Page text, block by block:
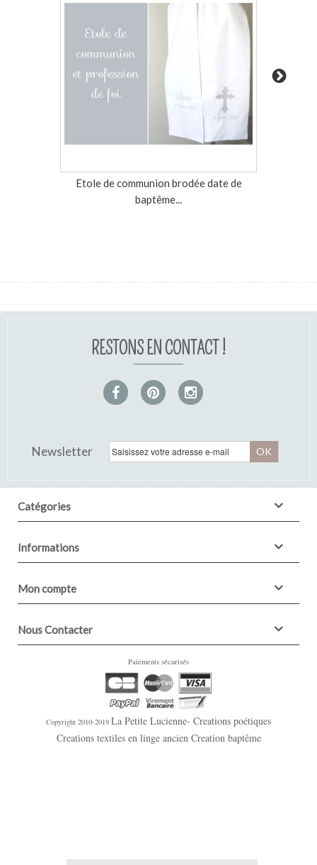
Etole de communion brodée date de
baptême...
gris...
RESTONS EN CONTACT !
Newsletter OK
Catégories
Informations
Mon compte
Nous Contacter
Paiements sécurisés
Copyright 2010-2019 La Petite Lucienne- Creations poétiques
Creations textiles en linge ancien Creation baptême